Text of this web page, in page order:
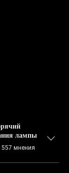
лампы
557 мнения